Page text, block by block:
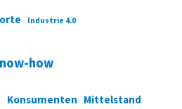
Industrie 4.0
how
Konsumenten Mittelstand